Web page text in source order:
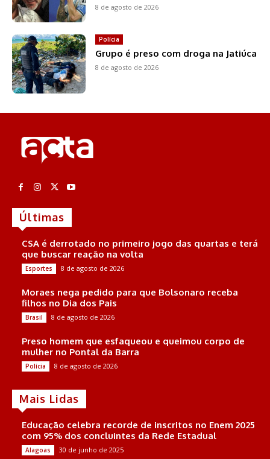
8 de agosto de 2026
Polícia
Grupo é preso com droga na Jatiúca
8 de agosto de 2026
Últimas
CSA é derrotado no primeiro jogo das quartas e terá
que buscar reação na volta
Esportes 8 de agosto de 2026
Moraes nega pedido para que Bolsonaro receba
filhos no Dia dos Pais
Brasil 8 de agosto de 2026
Preso homem que esfaqueou e queimou corpo de
mulher no Pontal da Barra
Polícia 8 de agosto de 2026
Mais Lidas
Educação celebra recorde de inscritos no Enem 2025
com 95% dos concluintes da Rede Estadual
Alagoas 30 de junho de 2025